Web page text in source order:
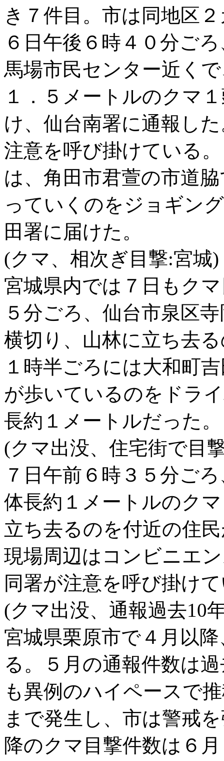
き７件目。市は同地区
６日午後６時４０分ご
馬場市民センター近く
１．５メートルのクマ
け、仙台南署に通報し
注意を呼び掛けている
は、角田市君萱の市道
っていくのをジョギン
田署に届けた。
(クマ、相次ぎ目撃:宮城)
宮城県内では７日もク
５分ごろ、仙台市泉区
横切り、山林に立ち去
１時半ごろには大和町
が歩いているのをドラ
長約１メートルだった。
(クマ出没、住宅街で目
７日午前６時３５分ご
体長約１メートルのク
立ち去るのを付近の住
現場周辺はコンビニエ
同署が注意を呼び掛け
(クマ出没、通報過去10
宮城県栗原市で４月以
る。５月の通報件数は
も異例のハイペースで
まで発生し、市は警戒
降のクマ目撃件数は６